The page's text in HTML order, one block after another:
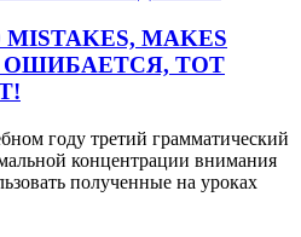
MAKES
ОШИБАЕТСЯ, ТОТ
году третий грамматический
концентрации внимания
полученные на уроках